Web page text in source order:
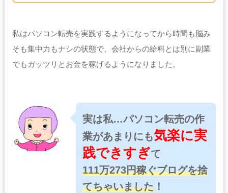
私はパソコン転売を実践するようになってから時間も脳み
そも集中力もナシの状態で、会社からの給料とは別に副業
でもガッツリとお金を稼げるようになりました。
実は私…パソコン転売の作
業があまりにも気楽に実
践できすぎて
111万273円稼ぐブログを捨
てちゃいました！